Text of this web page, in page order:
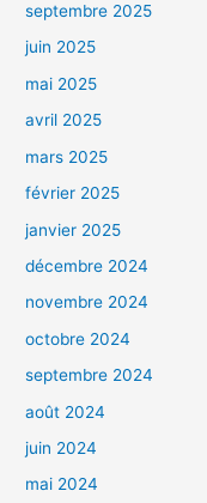
septembre 2025
juin 2025
mai 2025
avril 2025
mars 2025
février 2025
janvier 2025
décembre 2024
novembre 2024
octobre 2024
septembre 2024
août 2024
juin 2024
mai 2024